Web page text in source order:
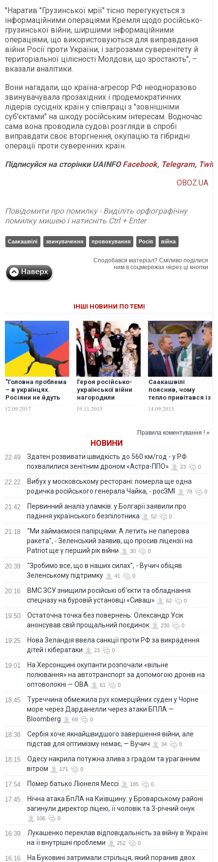
"Наратив "Грузинської мрії" тісно перегукується з
інформаційними операціями Кремля щодо російсько-
грузинської війни, ширшими інформаційними
операціями, що використовуються для виправдання
війни Росії проти України, і загрозами суверенітету й
територіальної цілісності Молдови, що зростають", –
вказали аналітики.
Вони нагадали, що країна-агресор РФ неодноразово
звинувачувала прозахідних і продемократичних
лідерів сусідніх країн у співпраці з "зовнішніми
суб'єктами" на шкоду російським інтересам. Водночас
сама вона проводила судові розгляди в спробі
виправдати своє вторгнення, окупацію та гібридні
операції проти суверенних країн.
ПідписуйсянасторінкиUAINFO Facebook, Telegram,
OBOZ.UA
Повідомити про помилку - Виділіть орфографічну
помилку мишею і натисніть Ctrl + Enter
Саакашвілі звинувачення провокування Росія війна
Сподобався матеріал? Сміливо поділися
ним в соцмережах через ці кнопки
ІНШІ НОВИНИ ПО ТЕМІ
"Головна проблема
– в українцях.
Росіяни не йдуть
здорові", –
12.09.2017
Героя російсько-
української війни
нагородили
ФОТО, ВІДЕО
19.11.2015
Саакашвілі
пояснив, чому
тепло привітався із
14.09.2015
Правила коментування ! »
НОВИНИ
22:49
Здатен розвивати швидкість до 560 км/год - у РФ
похвалилися зенітним дроном «Астра-ППО»
23 0
22:22
Вибух у московському ресторані: померла ще одна
родичка російського генерала Чайка, - росЗМІ
78 0
21:42
Первинний аналіз уламків: у Болгарії заявили про
падіння українського безпілотника
52 0
21:18
"Ми займаємося папірцями. А летить не паперова
ракета", - Зеленський заявив, що просив ліцензії на
Patriot ще у перший рік війни
30 0
20:39
"Зробимо все, що в наших силах", - Вучич обіцяв
Зеленському підтримку
41 0
20:16
ВМС ЗСУ знищили російські об'єкти та обладнання
спецназу на буровій установці «Сиваш»
62 0
19:50
Остаточна точка без повернень: Олександр Усік
анонсував свій прощальний поєдинок
230 0
19:25
Нова Зеландія ввела санкції проти РФ за викрадення
дітей і кібератаки
23 0
19:01
На Херсонщині окупанти розпочали «вільне
полювання» на автотранспорт за допомогою дронів на
оптоволокні — ОВА
61 0
18:45
Туреччина обмежила рух комерційних суден у Чорне
море через Дарданелли через атаки БПЛА —
Bloomberg
69 0
18:38
Сербія хоче якнайшвидшого завершення війни, але
підстав для оптимізму немає, — Вучич
34 0
18:15
Одесу накрила потужна злива з градом та ураганним
вітром
171 0
17:54 Помер батько Ліонеля Мессі 185 0
17:45
Нічна атака БпЛА на Київщину: у Броварському районі
загинули директор ліцею, її чоловік та 3-річний онук
106 0
16:39
Лукашенко переклав відповідальність за війну в Україні
на її внутрішні проблеми
252 0
16:16 На Буковині затримали стрільця, який поранив двох